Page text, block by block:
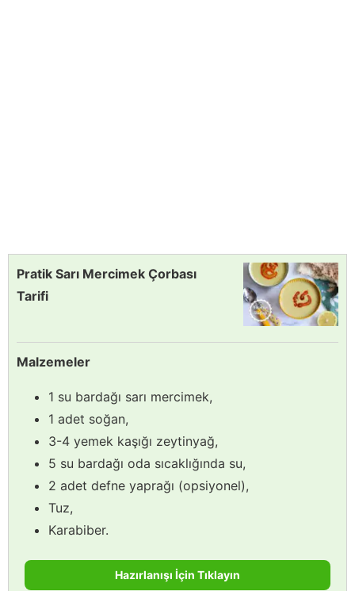
Pratik Sarı Mercimek Çorbası
Tarifi
Malzemeler
1 su bardağı sarı mercimek,
1 adet soğan,
3-4 yemek kaşığı zeytinyağ,
5 su bardağı oda sıcaklığında su,
2 adet defne yaprağı (opsiyonel),
Tuz,
Karabiber.
Hazırlanışı İçin Tıklayın